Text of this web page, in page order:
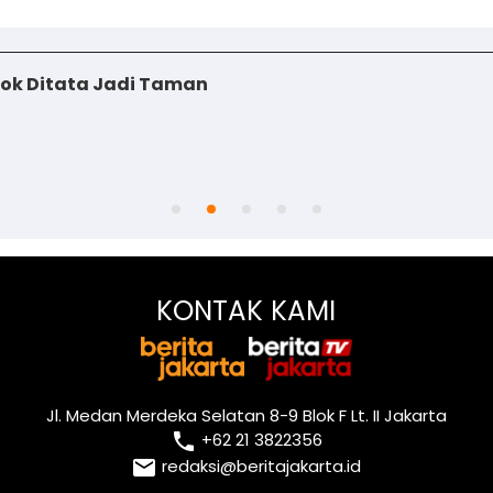
Ditata Jadi Taman
KONTAK KAMI
Jl. Medan Merdeka Selatan 8-9 Blok F Lt. II Jakarta
local_phone +62 21 3822356
email redaksi@beritajakarta.id